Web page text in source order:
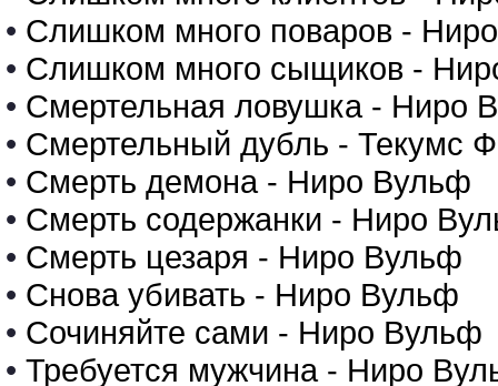
• Слишком много поваров -
• Слишком много сыщиков -
• Смертельная ловушка - Ниро
• Смертельный дубль - Текумс
• Смерть демона - Ниро Вульф
• Смерть содержанки - Ниро
• Смерть цезаря - Ниро Вульф
• Снова убивать - Ниро Вульф
• Сочиняйте сами - Ниро Вульф
• Требуется мужчина - Ниро